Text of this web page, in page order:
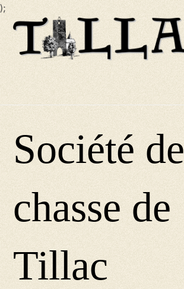
);
Skip
content
Société de
chasse de
Tillac